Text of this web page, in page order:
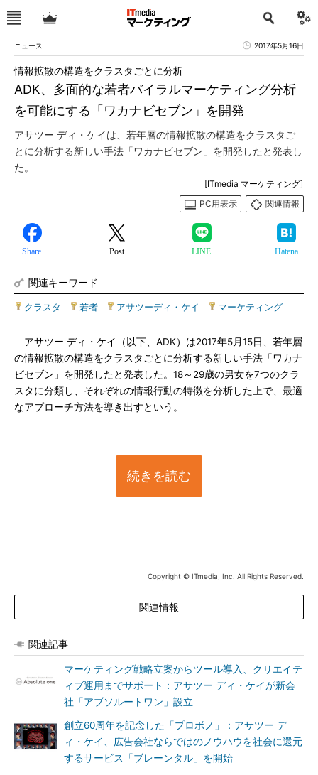
ニュース 2017年5月16日
ADK、多面的な若者バイラルマーケティング分析
を可能にする「ワカナビセブン」を開発
情報拡散の構造をクラスタごとに分析
アサツー ディ・ケイは、若年層の情報拡散の構造をクラスタご
とに分析する新しい手法「ワカナビセブン」を開発したと発表し
た。
[ITmedia マーケティング]
PC用表示
関連情報
Share Post LINE Hatena
関連キーワード
クラスタ 若者 アサツーディ・ケイ マーケティング
アサツー ディ・ケイ（以下、ADK）は2017年5月15日、若年層
の情報拡散の構造をクラスタごとに分析する新しい手法「ワカナ
ビセブン」を開発したと発表した。18～29歳の男女を7つのクラ
スタに分類し、それぞれの情報行動の特徴を分析した上で、最適
なアプローチ方法を導き出すという。
続きを読む
Copyright © ITmedia, Inc. All Rights Reserved.
関連情報
関連記事
マーケティング戦略立案からツール導入、クリエイテ
ィブ運用までサポート：アサツー ディ・ケイが新会
社「アブソルートワン」設立
創立60周年を記念した「プロボノ」：アサツー デ
ィ・ケイ、広告会社ならではのノウハウを社会に還元
するサービス「ブレーンタル」を開始